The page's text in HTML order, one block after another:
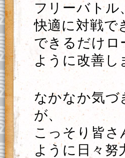
フリーバト
快適に対戦で
できるだけロ
ように改善し
なかなか気
が、
こっそり皆
ように日々努